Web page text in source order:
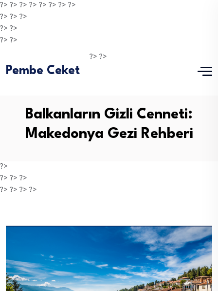
?> ?> ?> ?> ?> ?> ?> ?>
?> ?> ?>
?> ?>
?> ?>
Pembe Ceket
?> ?>
Balkanların Gizli Cenneti:
Makedonya Gezi Rehberi
?>
?> ?> ?>
?> ?> ?> ?>